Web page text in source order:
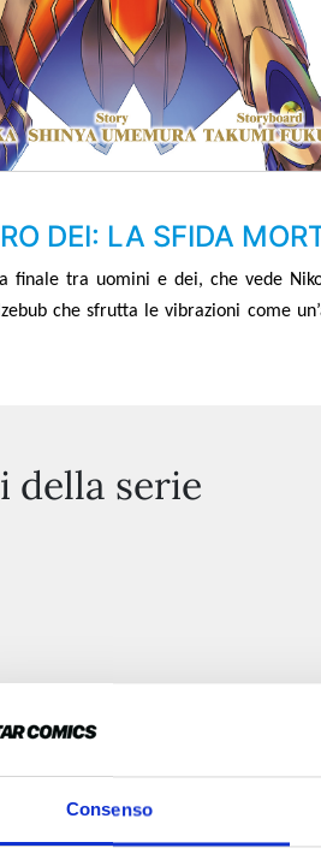
Consenso
DEI: LA SFIDA
finale tra uomini e dei, che vede
che sfrutta le vibrazioni come un’
della serie